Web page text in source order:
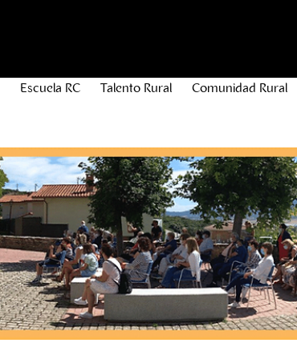
Escuela RC Talento Rural Comunidad Rural